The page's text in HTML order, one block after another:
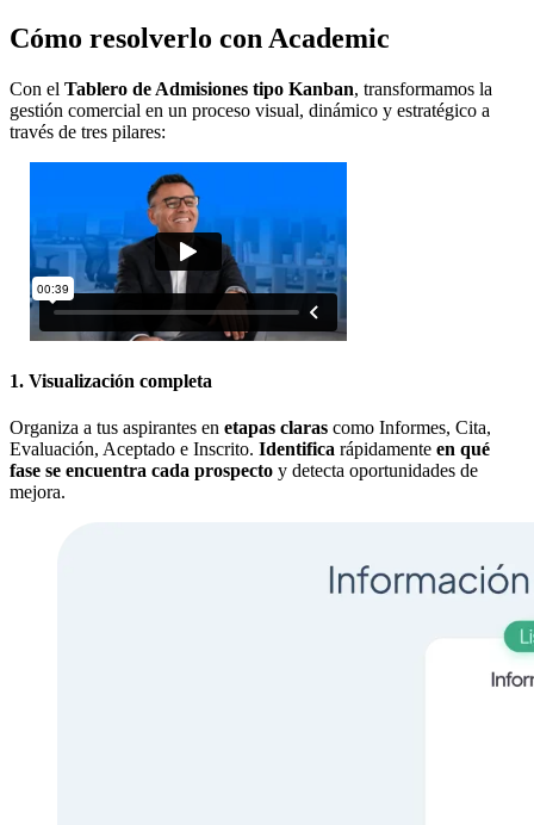
Cómo resolverlo con Academic
Con el Tablero de Admisiones tipo Kanban, transformamos la
gestión comercial en un proceso visual, dinámico y estratégico a
través de tres pilares:
1. Visualización completa
Organiza a tus aspirantes en etapas claras como Informes, Cita,
Evaluación, Aceptado e Inscrito. Identifica rápidamente en qué
fase se encuentra cada prospecto y detecta oportunidades de
mejora.